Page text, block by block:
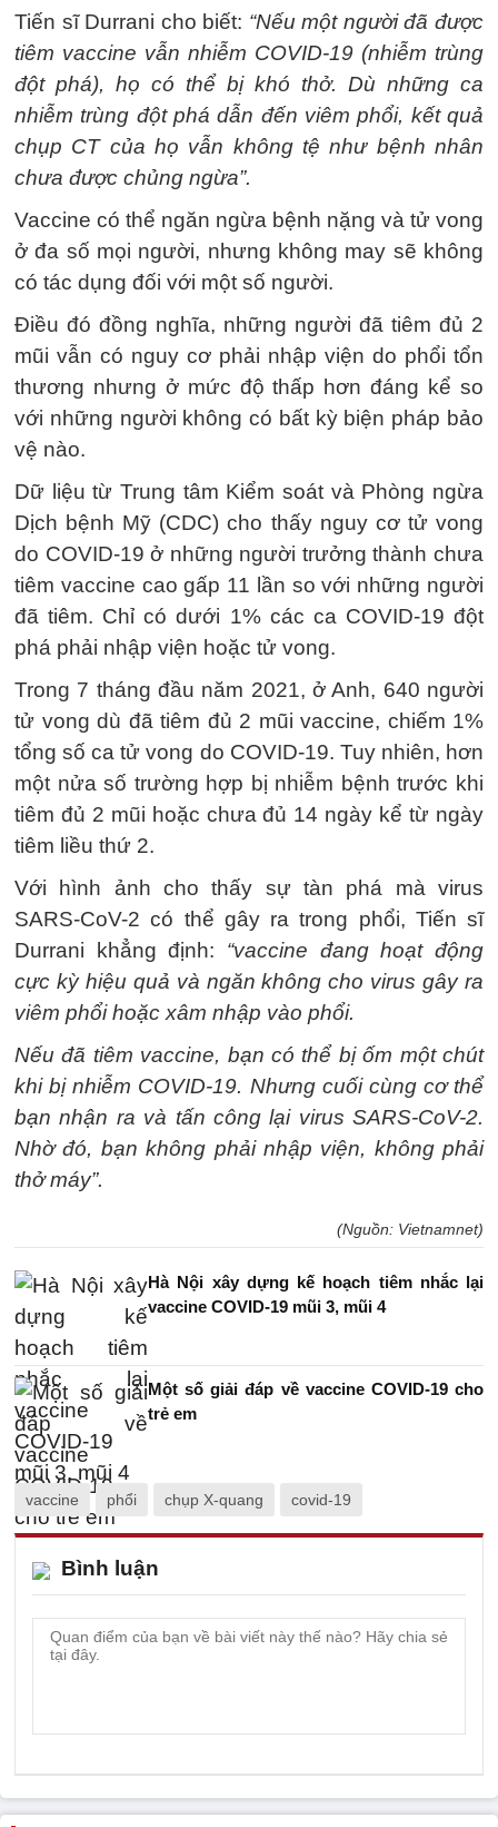
Tiến sĩ Durrani cho biết: “Nếu một người đã được
tiêm vaccine vẫn nhiễm COVID-19 (nhiễm trùng
đột phá), họ có thể bị khó thở. Dù những ca
nhiễm trùng đột phá dẫn đến viêm phổi, kết quả
chụp CT của họ vẫn không tệ như bệnh nhân
chưa được chủng ngừa”.
Vaccine có thể ngăn ngừa bệnh nặng và tử vong
ở đa số mọi người, nhưng không may sẽ không
có tác dụng đối với một số người.
Điều đó đồng nghĩa, những người đã tiêm đủ 2
mũi vẫn có nguy cơ phải nhập viện do phổi tổn
thương nhưng ở mức độ thấp hơn đáng kể so
với những người không có bất kỳ biện pháp bảo
vệ nào.
Dữ liệu từ Trung tâm Kiểm soát và Phòng ngừa
Dịch bệnh Mỹ (CDC) cho thấy nguy cơ tử vong
do COVID-19 ở những người trưởng thành chưa
tiêm vaccine cao gấp 11 lần so với những người
đã tiêm. Chỉ có dưới 1% các ca COVID-19 đột
phá phải nhập viện hoặc tử vong.
Trong 7 tháng đầu năm 2021, ở Anh, 640 người
tử vong dù đã tiêm đủ 2 mũi vaccine, chiếm 1%
tổng số ca tử vong do COVID-19. Tuy nhiên, hơn
một nửa số trường hợp bị nhiễm bệnh trước khi
tiêm đủ 2 mũi hoặc chưa đủ 14 ngày kể từ ngày
tiêm liều thứ 2.
Với hình ảnh cho thấy sự tàn phá mà virus
SARS-CoV-2 có thể gây ra trong phổi, Tiến sĩ
Durrani khẳng định: “vaccine đang hoạt động
cực kỳ hiệu quả và ngăn không cho virus gây ra
viêm phổi hoặc xâm nhập vào phổi.
Nếu đã tiêm vaccine, bạn có thể bị ốm một chút
khi bị nhiễm COVID-19. Nhưng cuối cùng cơ thể
bạn nhận ra và tấn công lại virus SARS-CoV-2.
Nhờ đó, bạn không phải nhập viện, không phải
thở máy”.
(Nguồn: Vietnamnet)
Hà Nội xây dựng kế hoạch tiêm nhắc lại
vaccine COVID-19 mũi 3, mũi 4
Một số giải đáp về vaccine COVID-19 cho
trẻ em
vaccine phổi chụp X-quang covid-19
Bình luận